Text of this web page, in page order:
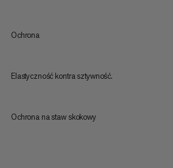
Ochrona
Elastyczność kontra sztywność.
Ochrona na staw skokowy